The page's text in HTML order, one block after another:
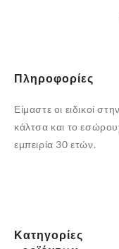
Οι
μπορούν
να
επιλεγούν
Πληροφορίες
Είμαστε οι ειδικοί στην
κάλτσα και το
εμπειρία 30 ετών.
Κατηγορίες